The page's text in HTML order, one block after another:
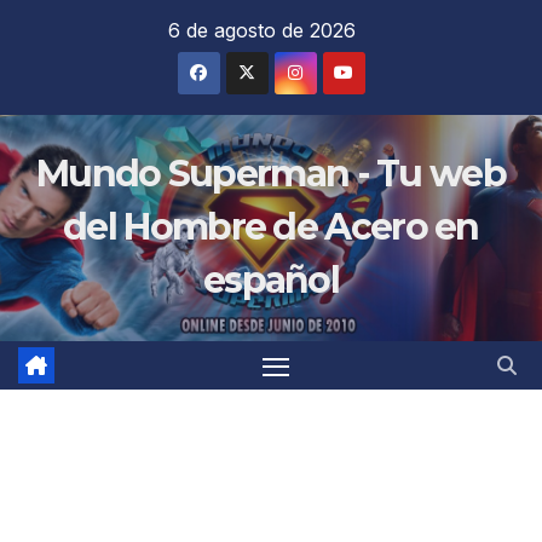
6 de agosto de 2026
Mundo Superman - Tu web
del Hombre de Acero en
español